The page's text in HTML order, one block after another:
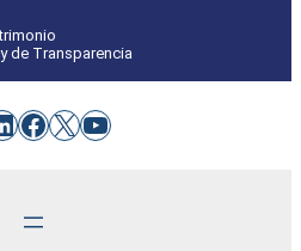
de Transparencia
Facebook
X YouTube